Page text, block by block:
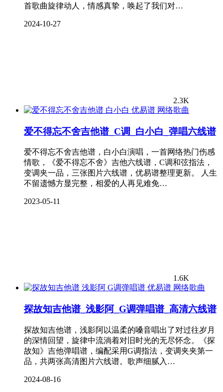
首歌曲旋律动人，情感真挚，唤起了我们对…
2024-10-27
2.3K
网络歌曲
爱不得忘不舍吉他谱_C调_白小白_弹唱六线谱
爱不得忘不舍吉他谱，白小白演唱，一首网络热门伤感
情歌，《爱不得忘不舍》吉他六线谱，C调和弦指法，
变调夹一品，三张图片六线谱，优易谱整理更新。 人生
不留遗憾方显完整，相爱的人再见难免…
2023-05-11
1.6K
网络歌曲
探故知吉他谱_浅影阿_G调弹唱谱_高清六线谱
探故知吉他谱，浅影阿以温柔的嗓音唱出了对过往岁月
的深情回望，旋律中流淌着对旧时光的无尽怀念。《探
故知》吉他弹唱谱，编配采用G调指法，变调夹夹第一
品，共两张高清图片六线谱。歌声细腻入…
2024-08-16